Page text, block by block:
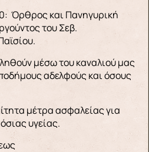
Όρθρος και Πανηγυρική
του Σεβ.
μέσω του καναλιού μας
αδελφούς και όσους
μέτρα ασφαλείας για
υγείας.